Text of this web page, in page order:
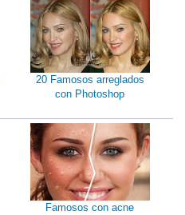
20 Famosos arreglados
con Photoshop
Famosos con acne